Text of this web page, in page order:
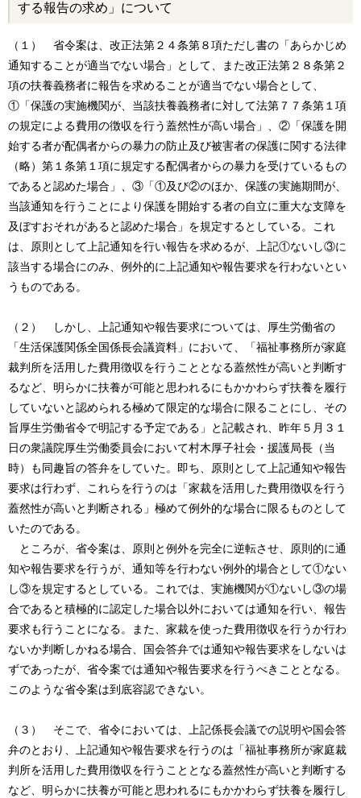
する報告の求め」について
（１） 省令案は、改正法第２４条第８項ただし書の「あらかじめ
通知することが適当でない場合」として、また改正法第２８条第２
項の扶養義務者に報告を求めることが適当でない場合として、
①「保護の実施機関が、当該扶養義務者に対して法第７７条第１項
の規定による費用の徴収を行う蓋然性が高い場合」、②「保護を開
始する者が配偶者からの暴力の防止及び被害者の保護に関する法律
（略）第１条第１項に規定する配偶者からの暴力を受けているもの
であると認めた場合」、③「①及び②のほか、保護の実施期間が、
当該通知を行うことにより保護を開始する者の自立に重大な支障を
及ぼすおそれがあると認めた場合」を規定するとしている。これ
は、原則として上記通知を行い報告を求めるが、上記①ないし③に
該当する場合にのみ、例外的に上記通知や報告要求を行わないとい
うものである。
（２） しかし、上記通知や報告要求については、厚生労働省の
「生活保護関係全国係長会議資料」において、「福祉事務所が家庭
裁判所を活用した費用徴収を行うこととなる蓋然性が高いと判断す
るなど、明らかに扶養が可能と思われるにもかかわらず扶養を履行
していないと認められる極めて限定的な場合に限ることにし、その
旨厚生労働省令で明記する予定である」と記載され、昨年５月３１
日の衆議院厚生労働委員会において村木厚子社会・援護局長（当
時）も同趣旨の答弁をしていた。即ち、原則として上記通知や報告
要求は行わず、これらを行うのは「家裁を活用した費用徴収を行う
蓋然性が高いと判断される」極めて例外的な場合に限るものとして
いたのである。
ところが、省令案は、原則と例外を完全に逆転させ、原則的に通
知や報告要求を行うが、通知等を行わない例外的場合として①ない
し③を規定するとしている。これでは、実施機関が①ないし③の場
合であると積極的に認定した場合以外においては通知を行い、報告
要求も行うことになる。また、家裁を使った費用徴収を行うか行わ
ないか判断しかねる場合、国会答弁では通知や報告要求をしないは
ずであったが、省令案では通知や報告要求を行うべきこととなる。
このような省令案は到底容認できない。
（３） そこで、省令においては、上記係長会議での説明や国会答
弁のとおり、上記通知や報告要求を行うのは「福祉事務所が家庭裁
判所を活用した費用徴収を行うこととなる蓋然性が高いと判断する
など、明らかに扶養が可能と思われるにもかかわらず扶養を履行し